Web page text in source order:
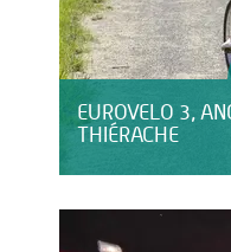
EUROVELO 3,
THIÉRACHE